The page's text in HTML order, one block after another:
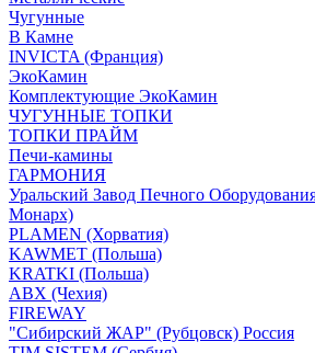
Чугунные
В Камне
INVICTA (Франция)
ЭкоКамин
Комплектующие ЭкоКамин
ЧУГУННЫЕ ТОПКИ
ТОПКИ ПРАЙМ
Печи-камины
ГАРМОНИЯ
Уральский Завод Печного
Монарх)
PLAMEN (Хорватия)
KAWMET (Польша)
KRATKI (Польша)
ABX (Чехия)
FIREWAY
"Сибирский ЖАР" (Рубцовск) Россия